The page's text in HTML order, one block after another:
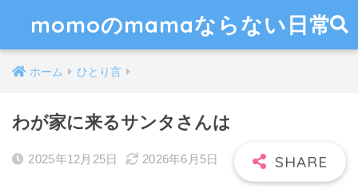
momoのmamaならない日常
ホーム ひとり言
わが家に来るサンタさんは
2025年12月25日 2026年6月5日